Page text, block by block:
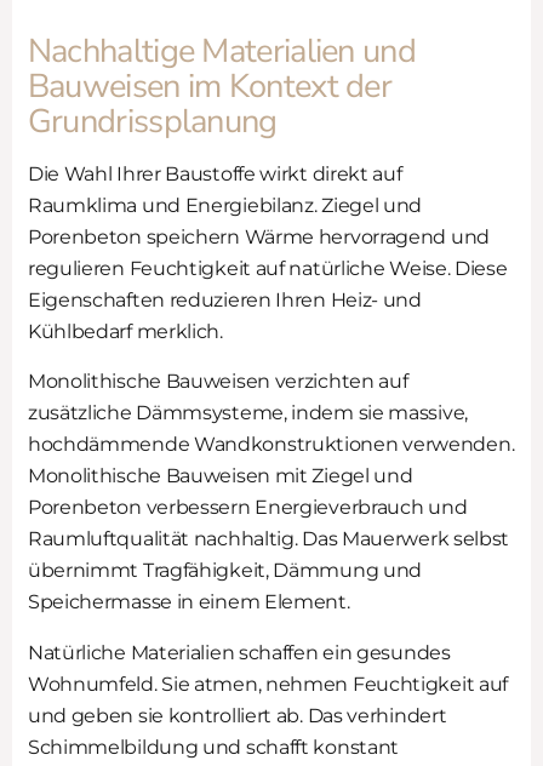
Nachhaltige Materialien und
Bauweisen im Kontext der
Grundrissplanung
Die Wahl Ihrer Baustoffe wirkt direkt auf
Raumklima und Energiebilanz. Ziegel und
Porenbeton speichern Wärme hervorragend und
regulieren Feuchtigkeit auf natürliche Weise. Diese
Eigenschaften reduzieren Ihren Heiz- und
Kühlbedarf merklich.
Monolithische Bauweisen verzichten auf
zusätzliche Dämmsysteme, indem sie massive,
hochdämmende Wandkonstruktionen verwenden.
Monolithische Bauweisen mit Ziegel und
Porenbeton verbessern Energieverbrauch und
Raumluftqualität nachhaltig. Das Mauerwerk selbst
übernimmt Tragfähigkeit, Dämmung und
Speichermasse in einem Element.
Natürliche Materialien schaffen ein gesundes
Wohnumfeld. Sie atmen, nehmen Feuchtigkeit auf
und geben sie kontrolliert ab. Das verhindert
Schimmelbildung und schafft konstant